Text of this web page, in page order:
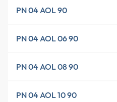
PN 04 AOL 90
PN 04 AOL 06 90
PN 04 AOL 08 90
PN 04 AOL 10 90